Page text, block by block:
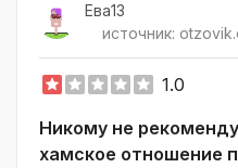
Ева13
источник:
1.0
Никому не
хамское отношение